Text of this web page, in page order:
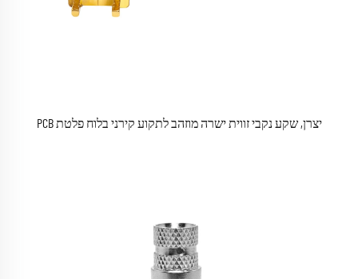
יצרן, שקע נקבי זווית ישרה מוזהב לתקוע קירני בלוח פלטת PCB